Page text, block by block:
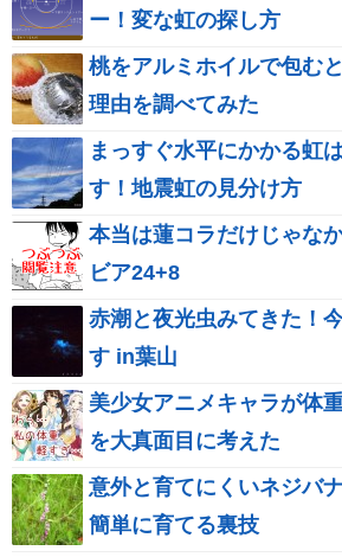
ー！変な虹の探し方
桃をアルミホイルで包む
理由を調べてみた
まっすぐ水平にかかる虹
す！地震虹の見分け方
本当は蓮コラだけじゃな
ビア24+8
赤潮と夜光虫みてきた！
す in葉山
美少女アニメキャラが体
を大真面目に考えた
意外と育てにくいネジバ
簡単に育てる裏技